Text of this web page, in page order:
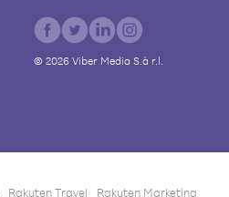
© 2026Viber Media S.à r.l.
Rakuten Travel Rakuten Marketing